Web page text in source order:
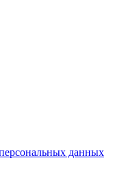
данных